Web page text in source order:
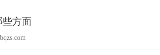
方面